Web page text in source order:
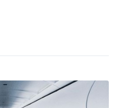
lithotripsy